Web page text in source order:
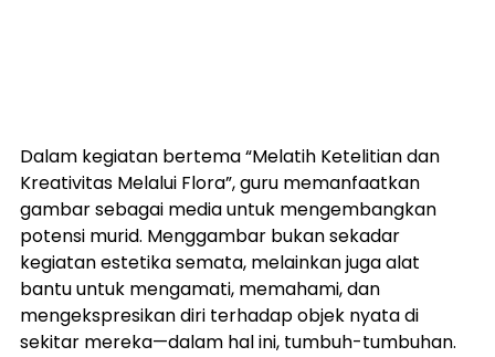
Dalam kegiatan bertema “Melatih Ketelitian dan
Kreativitas Melalui Flora”, guru memanfaatkan
gambar sebagai media untuk mengembangkan
potensi murid. Menggambar bukan sekadar
kegiatan estetika semata, melainkan juga alat
bantu untuk mengamati, memahami, dan
mengekspresikan diri terhadap objek nyata di
sekitar mereka—dalam hal ini, tumbuh-tumbuhan.